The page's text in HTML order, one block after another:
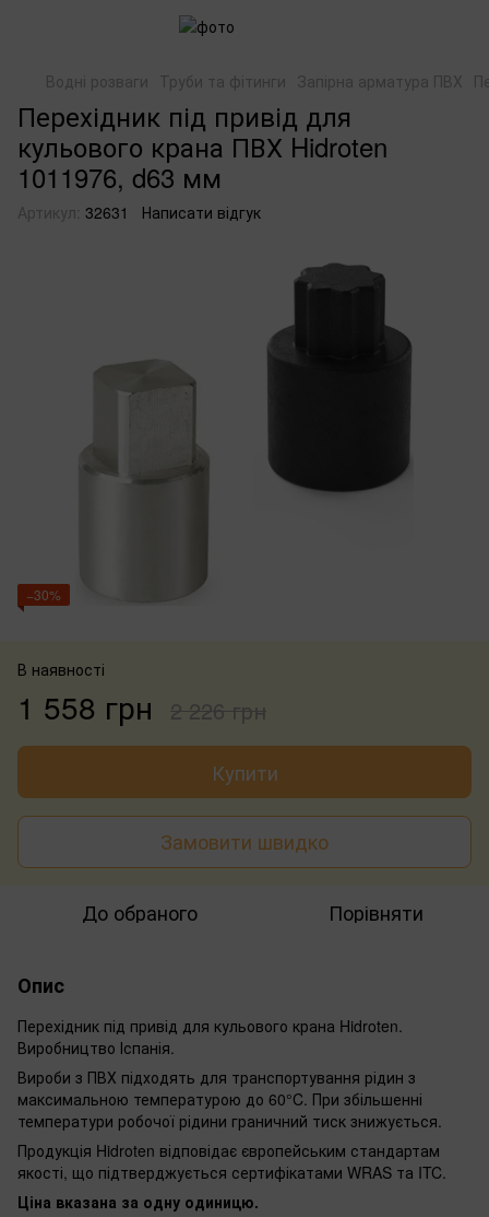
Водні розваги Труби та фітинги Запірна арматура ПВХ
Перехідник під привід для
кульового крана ПВХ Hidroten
1011976, d63 мм
Артикул: 32631 Написати відгук
−30%
В наявності
1 558 грн 2 226 грн
Купити
Замовити швидко
До обраного Порівняти
Опис
Перехідник під привід для кульового крана Hidroten.
Виробництво Іспанія.
Вироби з ПВХ підходять для транспортування рідин з
максимальною температурою до 60°C. При збільшенні
температури робочої рідини граничний тиск знижується.
Продукція Hidroten відповідає європейським стандартам
якості, що підтверджується сертифікатами WRAS та ITC.
Ціна вказана за одну одиницю.